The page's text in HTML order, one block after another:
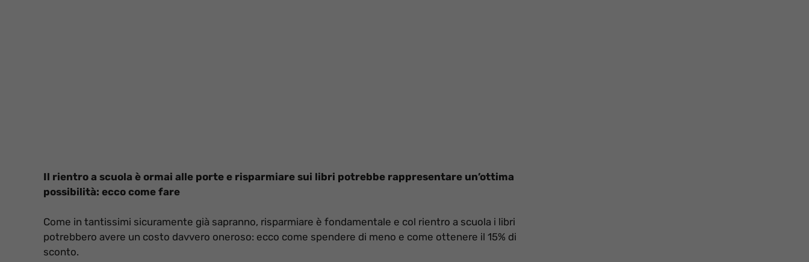
Il rientro a scuola è ormai alle porte e risparmiare sui libri potrebbe rappresentare un’ottima
possibilità: ecco come fare
Come in tantissimi sicuramente già sapranno, risparmiare è fondamentale e col rientro a scuola i libri
potrebbero avere un costo davvero oneroso: ecco come spendere di meno e come ottenere il 15% di
sconto.